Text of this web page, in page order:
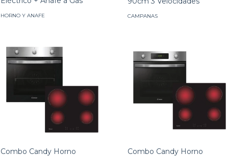
HORNO Y ANAFE CAMPANAS
Combo Candy Horno
Combo Candy Horno